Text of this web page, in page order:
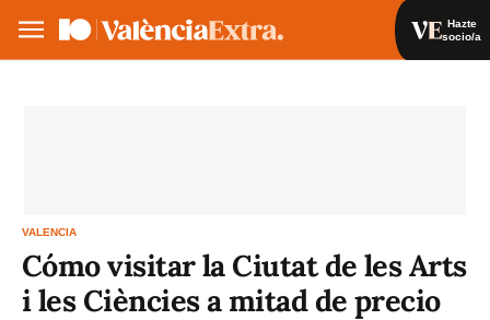
Hazte
socio/a
VALENCIA
Cómo visitar la Ciutat de les Arts
i les Ciències a mitad de precio